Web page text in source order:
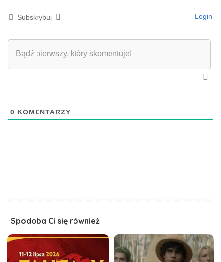
Subskrybuj Login
0 KOMENTARZY
Spodoba Ci się również